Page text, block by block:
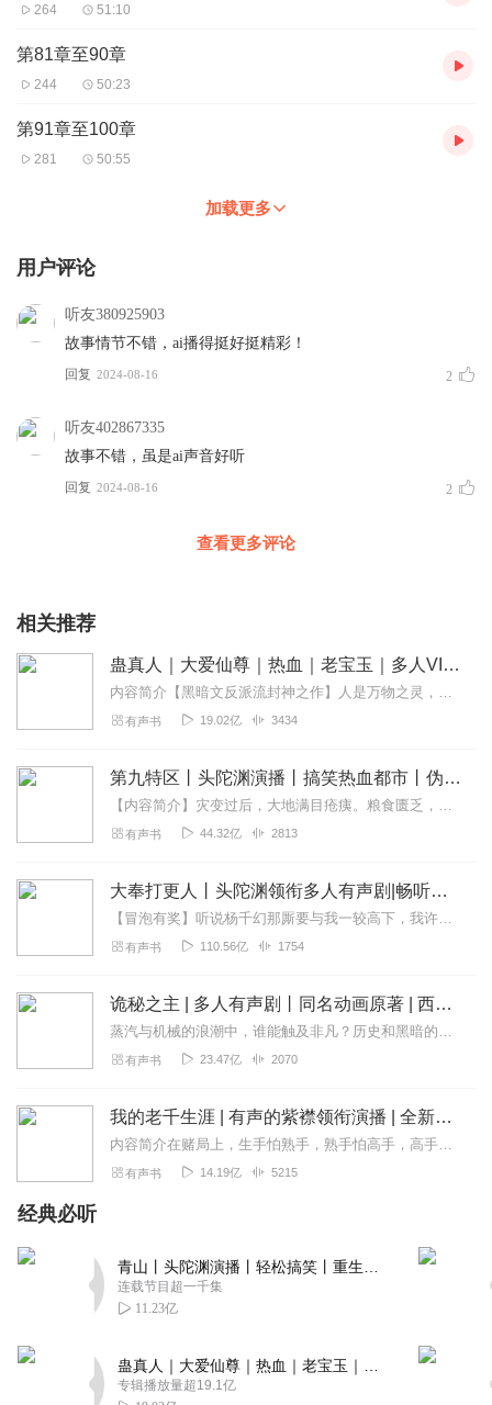
264 51:10
第81章至90章
244 50:23
第91章至100章
281 50:55
加载更多
用户评论
听友380925903
故事情节不错，ai播得挺好挺精彩！
回复 2024-08-16 2
听友402867335
故事不错，虽是ai声音好听
回复 2024-08-16 2
查看更多评论
相关推荐
蛊真人｜大爱仙尊｜热血｜老宝玉｜多人VIP免费有声剧
内容简介【黑暗文反派流封神之作】人是万物之灵，蛊是天地真精。一个穿越者不断重生的故事。一个养蛊、炼蛊、用蛊的奇特世界。配音组（男角色）老宝玉旁白...
有声书 19.02亿 3434
第九特区丨头陀渊演播丨搞笑热血都市丨伪戒丨VIP免费多人有声剧
【内容简介】灾变过后，大地满目疮痍。粮食匮乏，资源紧俏，局势混乱……一位从待规划区杀出来的青年，背对着漫天黄沙，孤身来到九区谋生，却不曾想偶然结识三五好友，一念...
有声书 44.32亿 2813
大奉打更人丨头陀渊领衔多人有声剧|畅听全集|王鹤棣、田曦薇主演影视剧原著|卖报小郎君
【冒泡有奖】听说杨千幻那厮要与我一较高下，我许七安要开始装叉了！快进入声音播放页戳下方输入框，冒个泡偷偷告诉我，我要用哪些诗词才能胜过他？说得好的，有赏！202...
有声书 110.56亿 1754
诡秘之主 | 多人有声剧丨同名动画原著 | 西幻克苏鲁 | 乌贼作品
蒸汽与机械的浪潮中，谁能触及非凡？历史和黑暗的迷雾里，又是谁在耳语？我从诡秘中醒来，睁眼看见这个世界：枪械，大炮，巨舰，飞空艇，差分机；魔药，占卜，诅咒，倒吊人...
有声书 23.47亿 2070
我的老千生涯 | 有声的紫襟领衔演播 | 全新演绎多人有声剧 | VIP免费
内容简介在赌局上，生手怕熟手，熟手怕高手，高手怕千手，千手怕失手，所谓十赌九骗，唯一不骗你的一次是为钓你的鱼。千中有千局中有局，社会是一个比赌场更复杂的地方。...
有声书 14.19亿 5215
经典必听
连载节目超一千集
11.23亿
专辑播放量超19.1亿